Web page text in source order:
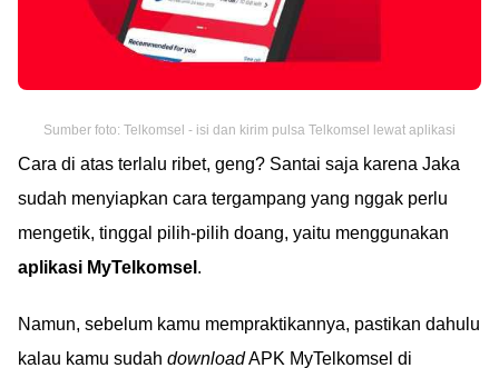
Sumber foto: Telkomsel - isi dan kirim pulsa Telkomsel lewat aplikasi
Cara di atas terlalu ribet, geng? Santai saja karena Jaka
sudah menyiapkan cara tergampang yang nggak perlu
mengetik, tinggal pilih-pilih doang, yaitu menggunakan
aplikasi MyTelkomsel .
Namun, sebelum kamu mempraktikannya, pastikan dahulu
kalau kamu sudah downloadAPK MyTelkomsel di